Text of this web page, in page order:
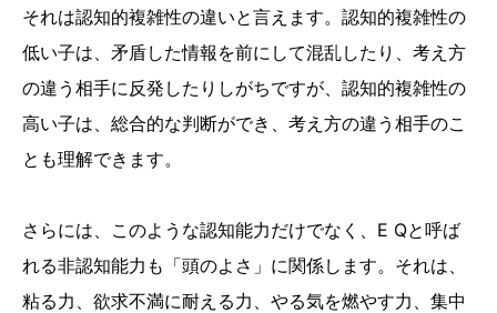
それは認知的複雑性の違いと言えます。認知的複雑性の
低い子は、矛盾した情報を前にして混乱したり、考え方
の違う相手に反発したりしがちですが、認知的複雑性の
高い子は、総合的な判断ができ、考え方の違う相手のこ
とも理解できます。
さらには、このような認知能力だけでなく、E Qと呼ば
れる非認知能力も「頭のよさ」に関係します。それは、
粘る力、欲求不満に耐える力、やる気を燃やす力、集中